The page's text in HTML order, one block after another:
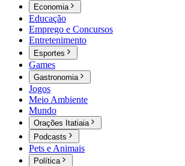
Economia
Educação
Emprego e Concursos
Entretenimento
Esportes
Games
Gastronomia
Jogos
Meio Ambiente
Mundo
Orações Itatiaia
Podcasts
Pets e Animais
Política